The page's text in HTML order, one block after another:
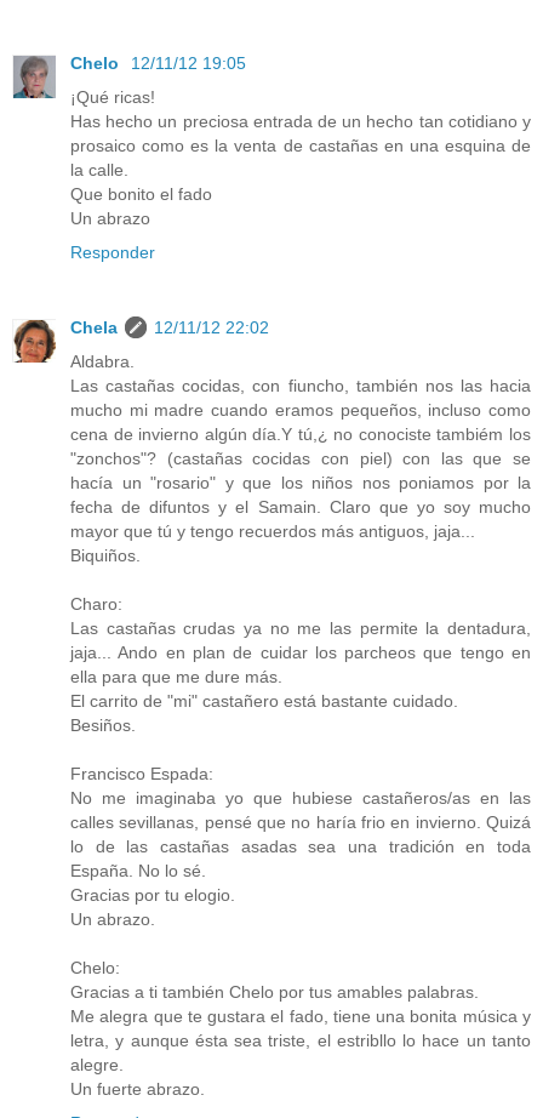
Chelo
12/11/12 19:05
¡Qué ricas!
Has hecho un preciosa entrada de un hecho tan cotidiano y
prosaico como es la venta de castañas en una esquina de
la calle.
Que bonito el fado
Un abrazo
Responder
Chela
12/11/12 22:02
Aldabra.
Las castañas cocidas, con fiuncho, también nos las hacia
mucho mi madre cuando eramos pequeños, incluso como
cena de invierno algún día.Y tú,¿ no conociste tambiém los
"zonchos"? (castañas cocidas con piel) con las que se
hacía un "rosario" y que los niños nos poniamos por la
fecha de difuntos y el Samain. Claro que yo soy mucho
mayor que tú y tengo recuerdos más antiguos, jaja...
Biquiños.
Charo:
Las castañas crudas ya no me las permite la dentadura,
jaja... Ando en plan de cuidar los parcheos que tengo en
ella para que me dure más.
El carrito de "mi" castañero está bastante cuidado.
Besiños.
Francisco Espada:
No me imaginaba yo que hubiese castañeros/as en las
calles sevillanas, pensé que no haría frio en invierno. Quizá
lo de las castañas asadas sea una tradición en toda
España. No lo sé.
Gracias por tu elogio.
Un abrazo.
Chelo:
Gracias a ti también Chelo por tus amables palabras.
Me alegra que te gustara el fado, tiene una bonita música y
letra, y aunque ésta sea triste, el estribllo lo hace un tanto
alegre.
Un fuerte abrazo.